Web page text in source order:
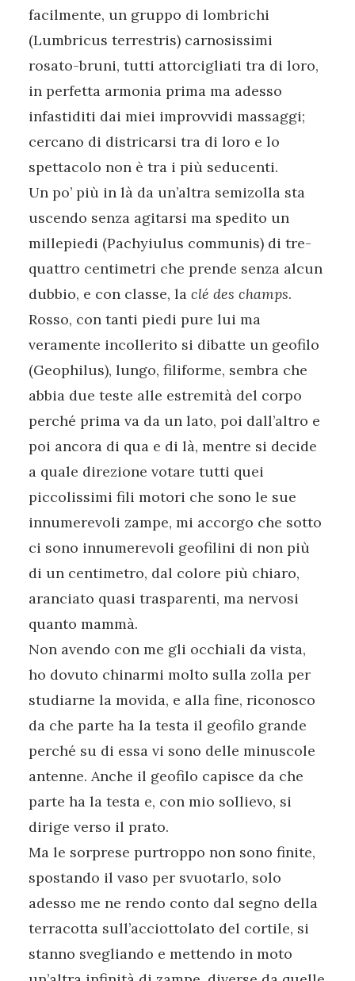
facilmente, un gruppo di lombrichi
(Lumbricus terrestris) carnosissimi
rosato-bruni, tutti attorcigliati tra di loro,
in perfetta armonia prima ma adesso
infastiditi dai miei improvvidi massaggi;
cercano di districarsi tra di loro e lo
spettacolo non è tra i più seducenti.
Un po’ più in là da un’altra semizolla sta
uscendo senza agitarsi ma spedito un
millepiedi (Pachyiulus communis) di tre-
quattro centimetri che prende senza alcun
dubbio, e con classe, la clé des champs.
Rosso, con tanti piedi pure lui ma
veramente incollerito si dibatte un geofilo
(Geophilus), lungo, filiforme, sembra che
abbia due teste alle estremità del corpo
perché prima va da un lato, poi dall’altro e
poi ancora di qua e di là, mentre si decide
a quale direzione votare tutti quei
piccolissimi fili motori che sono le sue
innumerevoli zampe, mi accorgo che sotto
ci sono innumerevoli geofilini di non più
di un centimetro, dal colore più chiaro,
aranciato quasi trasparenti, ma nervosi
quanto mammà.
Non avendo con me gli occhiali da vista,
ho dovuto chinarmi molto sulla zolla per
studiarne la movida, e alla fine, riconosco
da che parte ha la testa il geofilo grande
perché su di essa vi sono delle minuscole
antenne. Anche il geofilo capisce da che
parte ha la testa e, con mio sollievo, si
dirige verso il prato.
Ma le sorprese purtroppo non sono finite,
spostando il vaso per svuotarlo, solo
adesso me ne rendo conto dal segno della
terracotta sull’acciottolato del cortile, si
stanno svegliando e mettendo in moto